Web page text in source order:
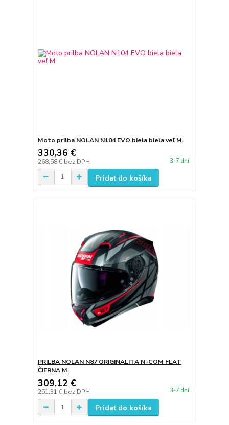
Moto prilba NOLAN N104 EVO biela biela veľ M.
330,36 €
268,58 € bez DPH 3-7 dní
Pridať do košíka
PRILBA NOLAN N87 ORIGINALITA N-COM FLAT
ČIERNA M.
309,12 €
251,31 € bez DPH 3-7 dní
Pridať do košíka